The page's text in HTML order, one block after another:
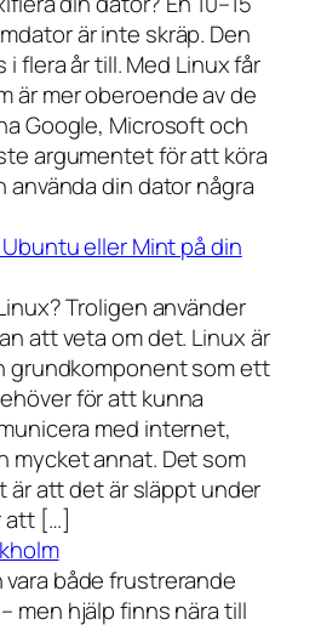
är inte skräp. Den
i flera år till. Med Linux får
är mer oberoende av de
Google, Microsoft och
argumentet för att köra
använda din dator några
eller Mint på din
Troligen använder
att veta om det. Linux är
grundkomponent som ett
för att kunna
med internet,
mycket annat. Det som
är att det är släppt under
att […]
både frustrerande
men hjälp finns nära till